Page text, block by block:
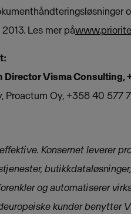
Les mer på
Visma Consulting,
Proactum Oy, +358 40 577
Konsernet leverer
og automatiserer
kunder benytter